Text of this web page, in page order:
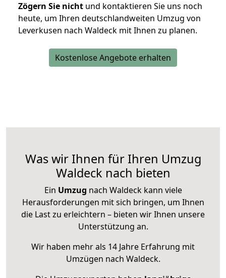
Zögern Sie nicht und kontaktieren Sie uns noch
heute, um Ihren deutschlandweiten Umzug von
Leverkusen nach Waldeck mit Ihnen zu planen.
Kostenlose Angebote erhalten
Was wir Ihnen für Ihren Umzug
Waldeck nach bieten
Ein Umzug nach Waldeck kann viele
Herausforderungen mit sich bringen, um Ihnen
die Last zu erleichtern – bieten wir Ihnen unsere
Unterstützung an.
Wir haben mehr als 14 Jahre Erfahrung mit
Umzügen nach Waldeck.